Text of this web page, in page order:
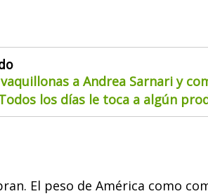
a Andrea Sarnari y
los días le toca a algún
El peso de América como